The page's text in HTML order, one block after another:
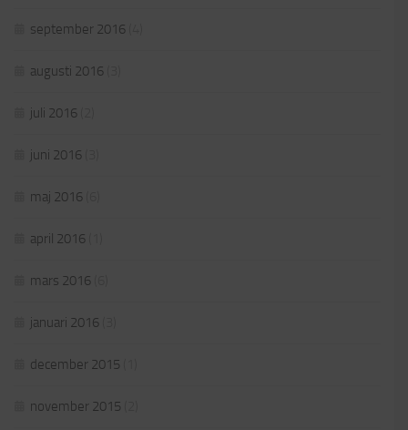
september 2016
augusti 2016
juli 2016
juni 2016
maj 2016
april 2016
mars 2016
januari 2016
december 2015
november 2015